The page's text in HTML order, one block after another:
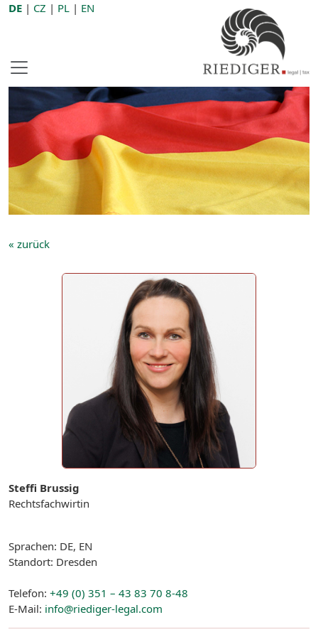
DE | CZ | PL | EN
« zurück
Steffi Brussig
Rechtsfachwirtin
Sprachen: DE, EN
Standort: Dresden
Telefon: +49 (0) 351 – 43 83 70 8-48
E-Mail: info@riediger-legal.com